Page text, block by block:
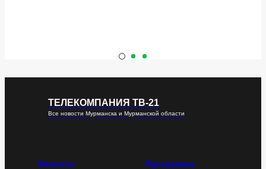
ТЕЛЕКОМПАНИЯ ТВ-21
Все новости Мурманска и Мурманской области
Новости Программы